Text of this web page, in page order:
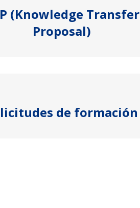
(Knowledge Transfer
Proposal)
de formación